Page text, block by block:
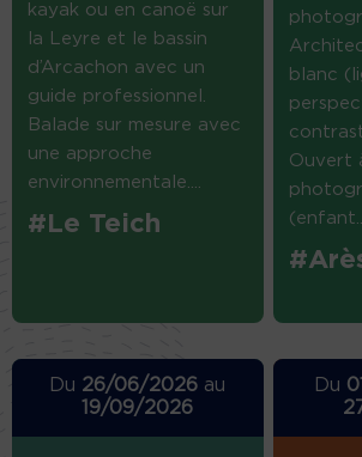
kayak ou en canoë sur
la Leyre et le bassin
d’Arcachon avec un
guide professionnel.
Balade sur mesure avec
une approche
environnementale....
#Le Teich
blanc
Ouvert
(enfant...
Du 26/06/2026 au
19/09/2026
Du